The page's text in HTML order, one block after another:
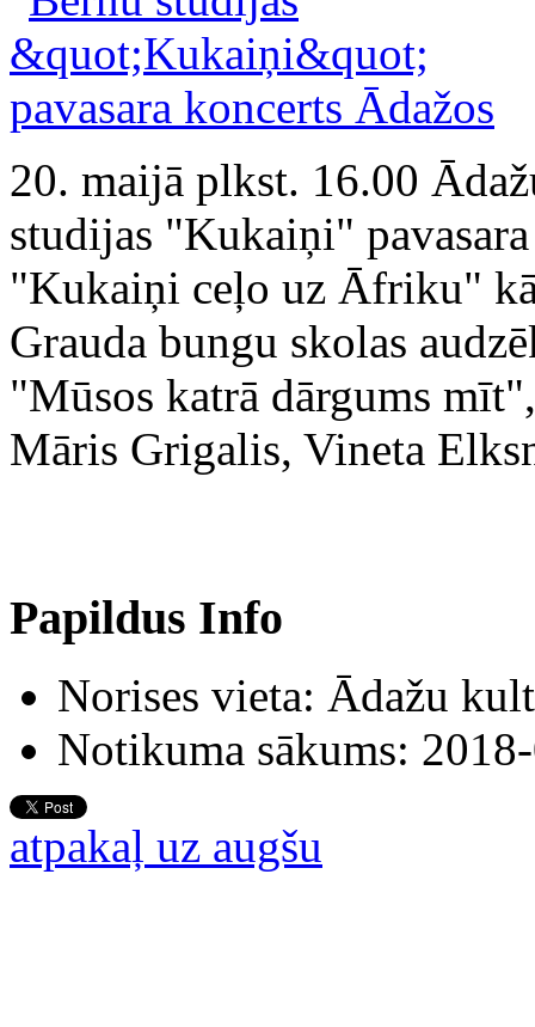
20. maijā plkst. 16.00
studijas "Kukaiņi"
"Kukaiņi ceļo uz Āfriku"
Grauda bungu skolas
"Mūsos katrā dārgums
Māris Grigalis, Vineta
Papildus Info
Norises vieta: Ādažu
Notikuma sākums:
atpakaļ uz augšu